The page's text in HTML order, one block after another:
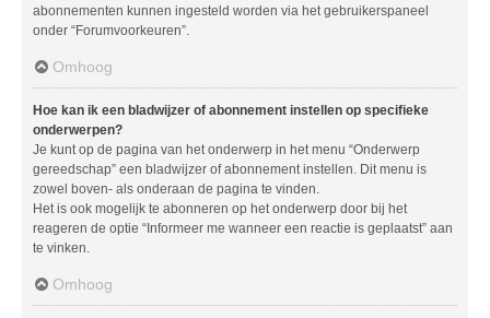
abonnementen kunnen ingesteld worden via het gebruikerspaneel
onder “Forumvoorkeuren”.
Omhoog
Hoe kan ik een bladwijzer of abonnement instellen op specifieke
onderwerpen?
Je kunt op de pagina van het onderwerp in het menu “Onderwerp
gereedschap” een bladwijzer of abonnement instellen. Dit menu is
zowel boven- als onderaan de pagina te vinden.
Het is ook mogelijk te abonneren op het onderwerp door bij het
reageren de optie “Informeer me wanneer een reactie is geplaatst” aan
te vinken.
Omhoog